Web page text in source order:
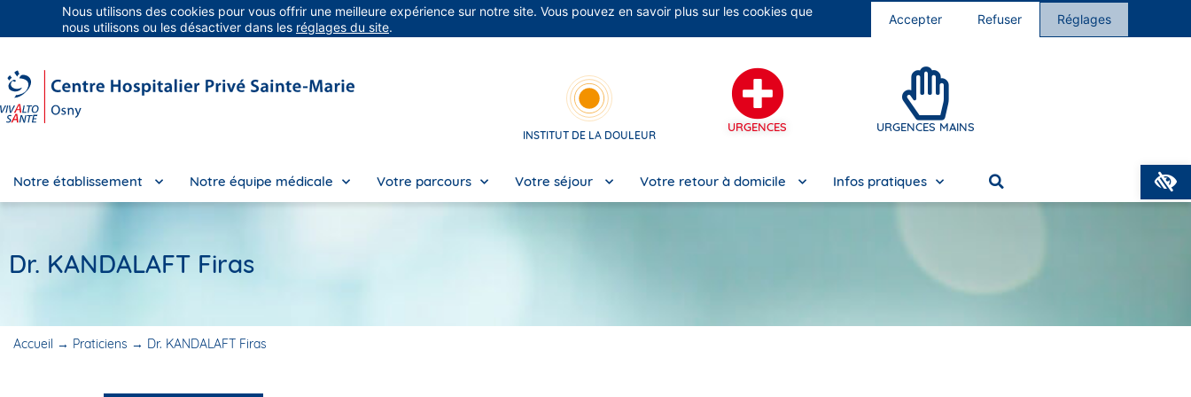
Groupe Vivalto Santé Entre nous, la vie Nos cliniques Nous rejoindre
INSTITUT DE LA DOULEUR
URGENCES URGENCES MAINS
Notre établissement Notre équipe médicale Votre parcours Votre séjour Votre retour à domicile Infos pratiques
Dr. KANDALAFT Firas
Accueil → Praticiens → Dr. KANDALAFT Firas
Nous utilisons des cookies pour vous offrir une meilleure expérience sur notre site. Vous pouvez en savoir plus sur les cookies que
nous utilisons ou les désactiver dans les réglages du site.
Accepter Refuser Réglages